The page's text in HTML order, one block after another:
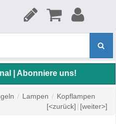
| Abonniere uns!
/ Lampen / Kopflampen
[<zurück] | [weiter>]